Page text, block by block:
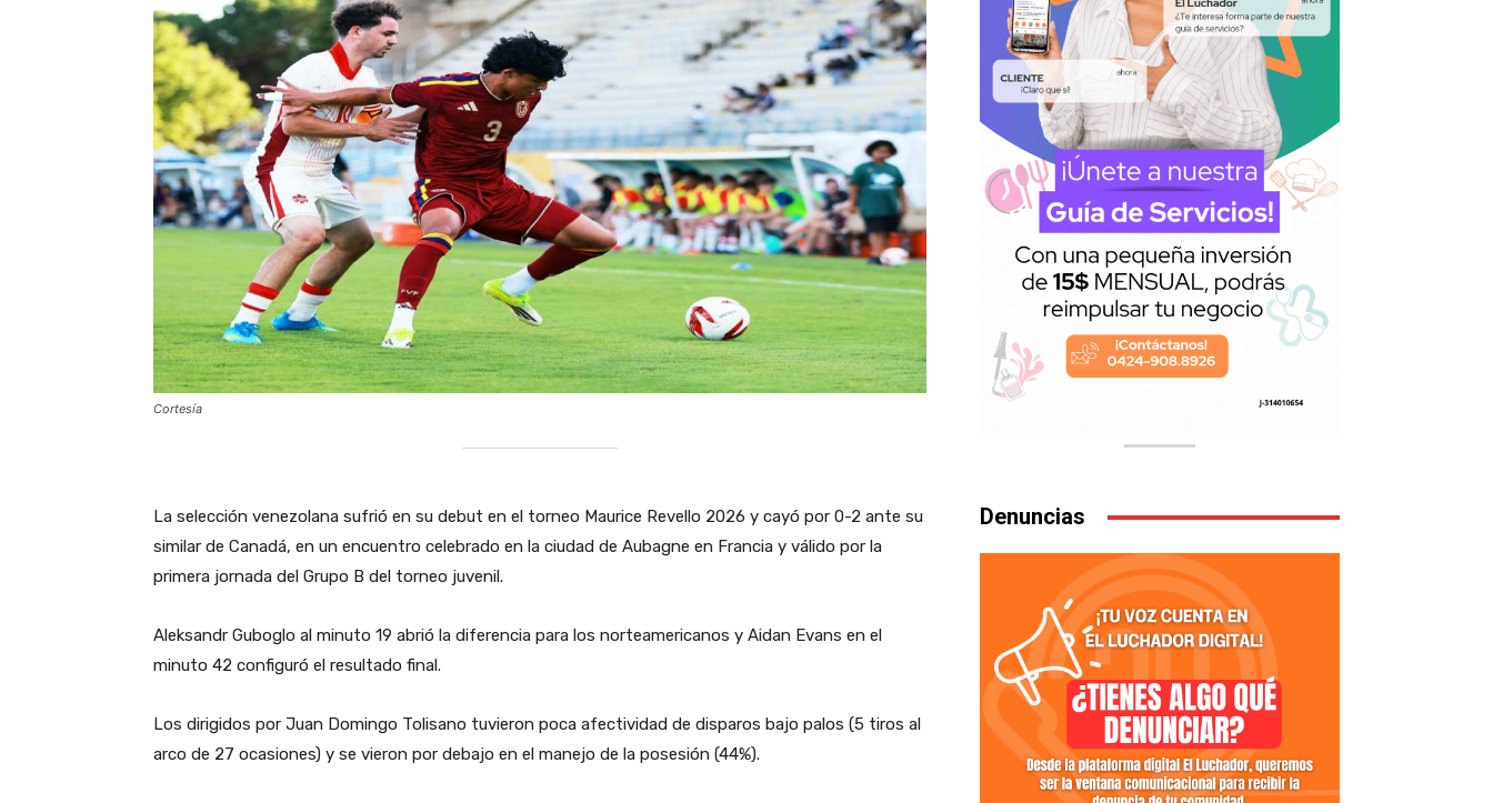
Cortesía
La selección venezolana sufrió en su debut en el torneo Maurice Revello 2026 y cayó por 0-2 ante su
similar de Canadá, en un encuentro celebrado en la ciudad de Aubagne en Francia y válido por la
primera jornada del Grupo B del torneo juvenil.
Aleksandr Guboglo al minuto 19 abrió la diferencia para los norteamericanos y Aidan Evans en el
minuto 42 configuró el resultado final.
Los dirigidos por Juan Domingo Tolisano tuvieron poca afectividad de disparos bajo palos (5 tiros al
arco de 27 ocasiones) y se vieron por debajo en el manejo de la posesión (44%).
Denuncias